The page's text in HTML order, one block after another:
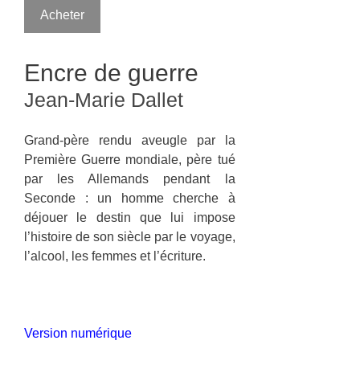
Acheter
Encre de guerre
Jean-Marie Dallet
Grand-père rendu aveugle par la
Première Guerre mondiale, père tué
par les Allemands pendant la
Seconde : un homme cherche à
déjouer le destin que lui impose
l’histoire de son siècle par le voyage,
l’alcool, les femmes et l’écriture.
Version numérique